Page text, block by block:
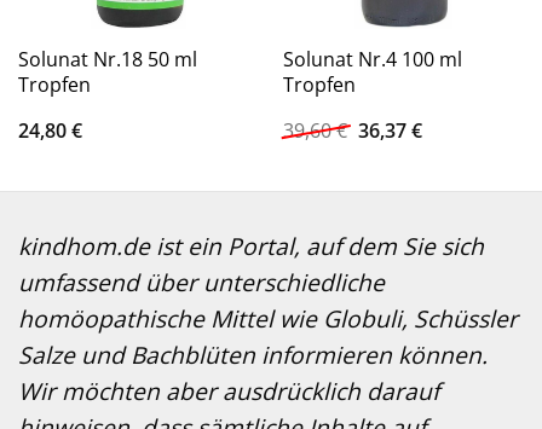
Solunat Nr.18 50 ml
Tropfen
24,80€
Solunat Nr.4 100 ml
Tropfen
39,60€ Ursprünglicher
Preis
39,60 €
36,37€Aktueller
36,37 €.
kindhom.de ist ein Portal, auf dem Sie sich
umfassend über unterschiedliche
homöopathische Mittel wie Globuli, Schüssler
Salze und Bachblüten informieren können.
Wir möchten aber ausdrücklich darauf